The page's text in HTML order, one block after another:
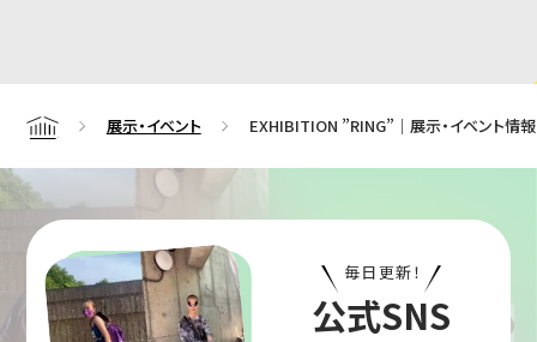
Home 展示・イベント EXHIBITION ”RING”｜展示・イベント情報
毎日更新！
公式SNS